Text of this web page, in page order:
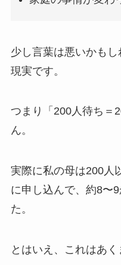
少し言葉は悪いかも
現実です。
つまり「200人待ち＝
ん。
実際に私の母は200人
に申し込んで、約8〜
た。
とはいえ、これはあく